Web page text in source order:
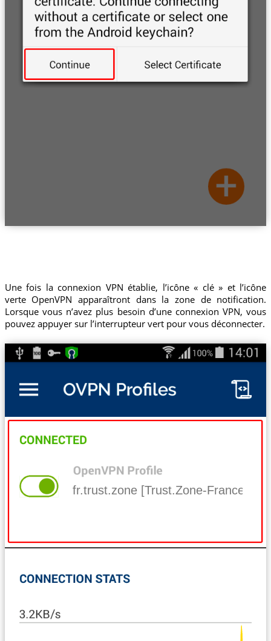
Une fois la connexion VPN établie, l’icône « clé » et l’icône
verte OpenVPN apparaîtront dans la zone de notification.
Lorsque vous n’avez plus besoin d’une connexion VPN, vous
pouvez appuyer sur l’interrupteur vert pour vous déconnecter.
fr.trust.zone [Trust.Zone-France]